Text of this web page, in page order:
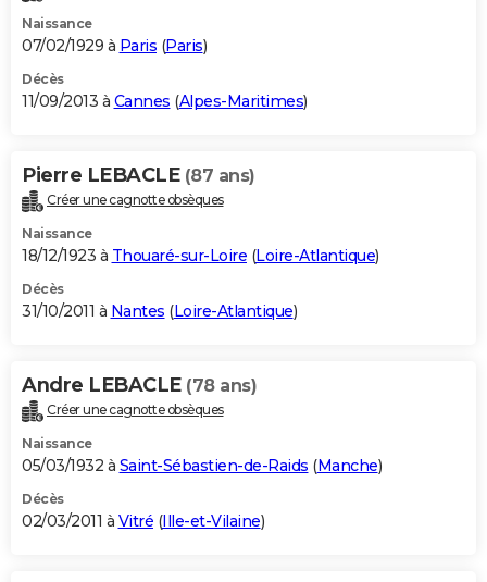
Naissance
07/02/1929 à Paris (Paris)
Décès
11/09/2013 à Cannes (Alpes-Maritimes)
Pierre LEBACLE (87 ans)
Créer une cagnotte obsèques
Naissance
18/12/1923 à Thouaré-sur-Loire (Loire-Atlantique)
Décès
31/10/2011 à Nantes (Loire-Atlantique)
Andre LEBACLE (78 ans)
Créer une cagnotte obsèques
Naissance
05/03/1932 à Saint-Sébastien-de-Raids (Manche)
Décès
02/03/2011 à Vitré (Ille-et-Vilaine)